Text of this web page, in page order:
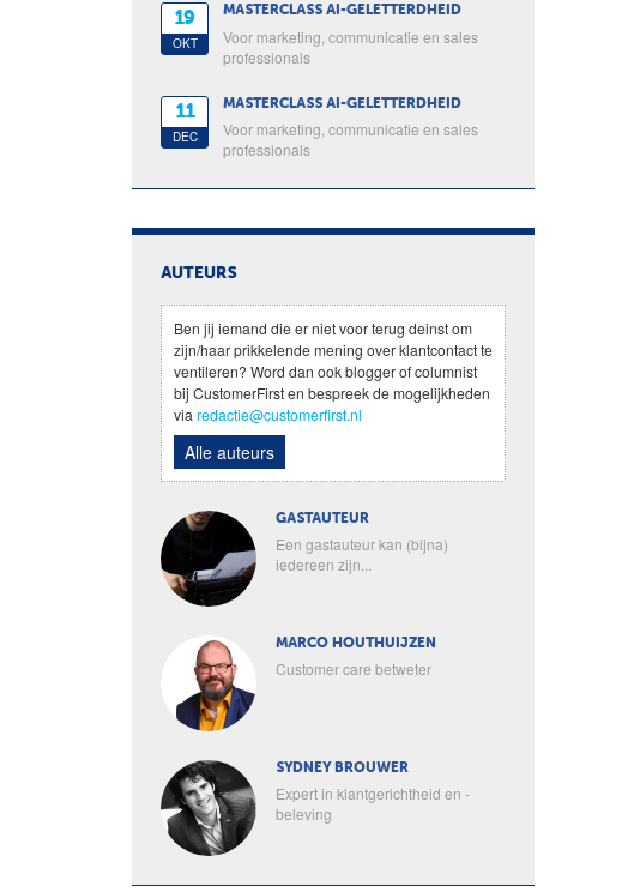
19
OKT
MASTERCLASS AI-GELETTERDHEID
Voor marketing, communicatie en sales
professionals
11
DEC
MASTERCLASS AI-GELETTERDHEID
Voor marketing, communicatie en sales
professionals
AUTEURS
Ben jij iemand die er niet voor terug deinst om
zijn/haar prikkelende mening over klantcontact te
ventileren? Word dan ook blogger of columnist
bij CustomerFirst en bespreek de mogelijkheden
via redactie@customerfirst.nl
Alle auteurs
GASTAUTEUR
Een gastauteur kan (bijna)
iedereen zijn...
MARCO HOUTHUIJZEN
Customer care betweter
SYDNEY BROUWER
Expert in klantgerichtheid en -
beleving